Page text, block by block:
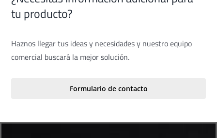
tu producto?
Haznos llegar tus ideas y necesidades y nuestro equipo
comercial buscará la mejor solución.
Formulario de contacto